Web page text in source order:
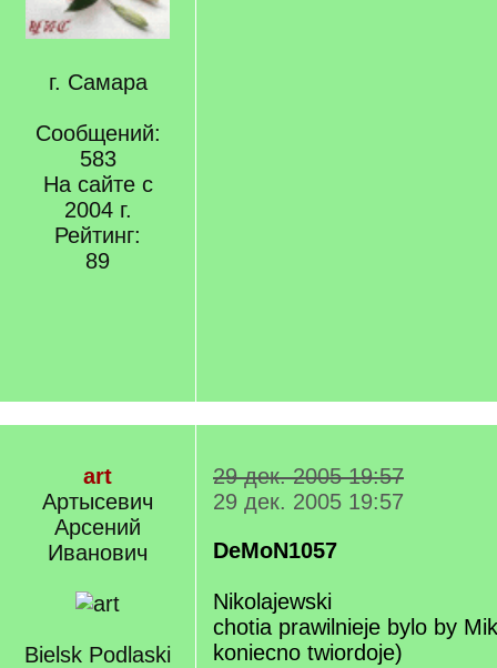
г. Самара
Сообщений:
583
На сайте с
2004 г.
Рейтинг:
89
art
Артысевич
Арсений
Иванович
Bielsk Podlaski
29 дек. 2005 19:57
29 дек. 2005 19:57
DeMoN1057
Nikolajewski
chotia prawilnieje bylo by
koniecno twiordoje)